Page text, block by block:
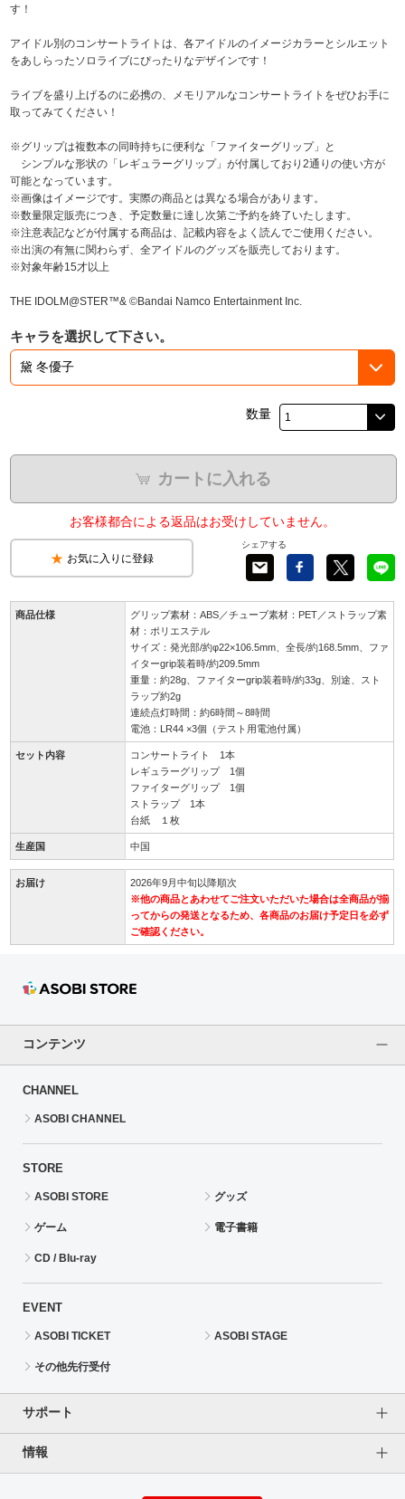
ラブライブ！サンシャイン‼
アイドリッシュセブン
モフモフパレード
す！
アイドル別のコンサートライトは、各アイドルのイメージカラーとシルエット
をあしらったソロライブにぴったりなデザインです！
ライブを盛り上げるのに必携の、メモリアルなコンサートライトをぜひお手に
取ってみてください！
※グリップは複数本の同時持ちに便利な「ファイターグリップ」と
シンプルな形状の「レギュラーグリップ」が付属しており2通りの使い方が
可能となっています。
※画像はイメージです。実際の商品とは異なる場合があります。
※数量限定販売につき、予定数量に達し次第ご予約を終了いたします。
※注意表記などが付属する商品は、記載内容をよく読んでご使用ください。
※出演の有無に関わらず、全アイドルのグッズを販売しております。
※対象年齢15才以上
THE IDOLM@STER™& ©Bandai Namco Entertainment Inc.
キャラを選択して下さい。
数量
カートに入れる
お客様都合による返品はお受けしていません。
お気に入りに登録
シェアする
商品仕様
グリップ素材：ABS／チューブ素材：PET／ストラップ素
材：ポリエステル
サイズ：発光部/約φ22×106.5mm、全長/約168.5mm、ファ
イターgrip装着時/約209.5mm
重量：約28g、ファイターgrip装着時/約33g、別途、スト
ラップ約2g
連続点灯時間：約6時間～8時間
電池：LR44 ×3個（テスト用電池付属）
セット内容
コンサートライト 1本
レギュラーグリップ 1個
ファイターグリップ 1個
ストラップ 1本
台紙 １枚
生産国 中国
お届け
2026年9月中旬以降順次
※他の商品とあわせてご注文いただいた場合は全商品が揃
ってからの発送となるため、各商品のお届け予定日を必ず
ご確認ください。
コンテンツ
CHANNEL
ASOBI CHANNEL
STORE
ASOBI STORE グッズ
ゲーム 電子書籍
CD / Blu-ray
EVENT
ASOBI TICKET ASOBI STAGE
その他先行受付
サポート
よくあるご質問（FAQ）
情報